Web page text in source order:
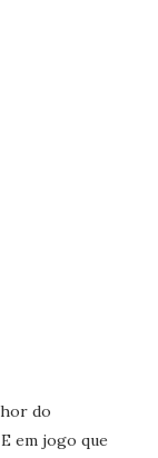
do
em jogo que